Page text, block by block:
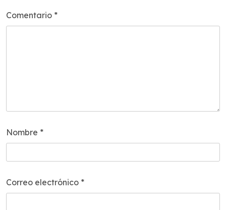
Comentario *
Nombre *
Correo electrónico *